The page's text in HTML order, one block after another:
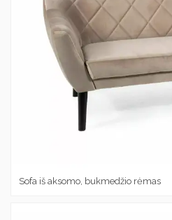
Sofa iš aksomo, bukmedžio rėmas